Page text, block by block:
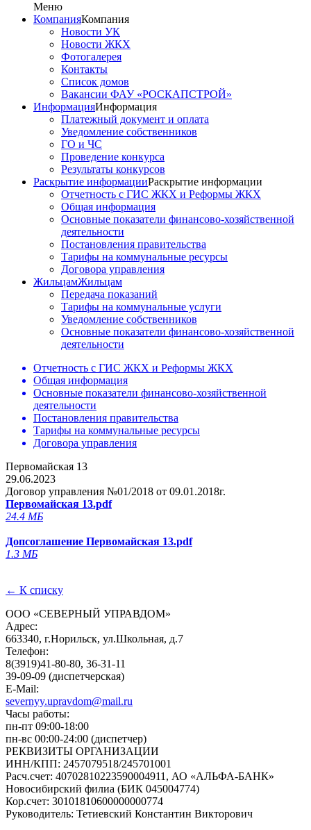
Меню
КомпанияКомпания
Новости УК
Новости ЖКХ
Фотогалерея
Контакты
Список домов
Вакансии ФАУ «РОСКАПСТРОЙ»
ИнформацияИнформация
Платежный документ и оплата
Уведомление собственников
ГО и ЧС
Проведение конкурса
Результаты конкурсов
Раскрытие информацииРаскрытие информации
Отчетность с ГИС ЖКХ и Реформы ЖКХ
Общая информация
Основные показатели финансово-хозяйственной
деятельности
Постановления правительства
Тарифы на коммунальные ресурсы
Договора управления
ЖильцамЖильцам
Передача показаний
Тарифы на коммунальные услуги
Уведомление собственников
Основные показатели финансово-хозяйственной
деятельности
Отчетность с ГИС ЖКХ и Реформы ЖКХ
Общая информация
Основные показатели финансово-хозяйственной
деятельности
Постановления правительства
Тарифы на коммунальные ресурсы
Договора управления
Первомайская 13
29.06.2023
Договор управления №01/2018 от 09.01.2018г.
Первомайская 13.pdf
24.4 МБ
Допсоглашение Первомайская 13.pdf
1.3 МБ
← К списку
ООО «СЕВЕРНЫЙ УПРАВДОМ»
Адрес:
663340, г.Норильск, ул.Школьная, д.7
Телефон:
8(3919)41-80-80, 36-31-11
39-09-09 (диспетчерская)
E-Mail:
severnyy.upravdom@mail.ru
Часы работы:
пн-пт 09:00-18:00
пн-вс 00:00-24:00 (диспетчер)
РЕКВИЗИТЫ ОРГАНИЗАЦИИ
ИНН/КПП: 2457079518/245701001
Расч.счет: 40702810223590004911, АО «АЛЬФА-БАНК»
Новосибирский филиа (БИК 045004774)
Кор.счет: 30101810600000000774
Руководитель: Тетиевский Константин Викторович